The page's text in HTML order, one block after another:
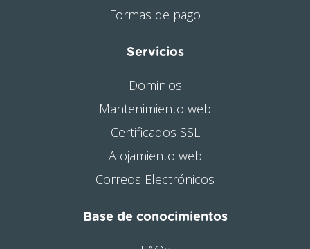
Formas de pago
Servicios
Dominios
Mantenimiento web
Certificados SSL
Alojamiento web
Correos Electrónicos
Base de conocimientos